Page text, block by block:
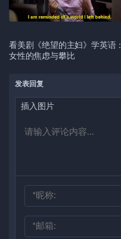
看美剧《绝望的主妇》学英语：
女性的焦虑与攀比
发表回复
插入图片